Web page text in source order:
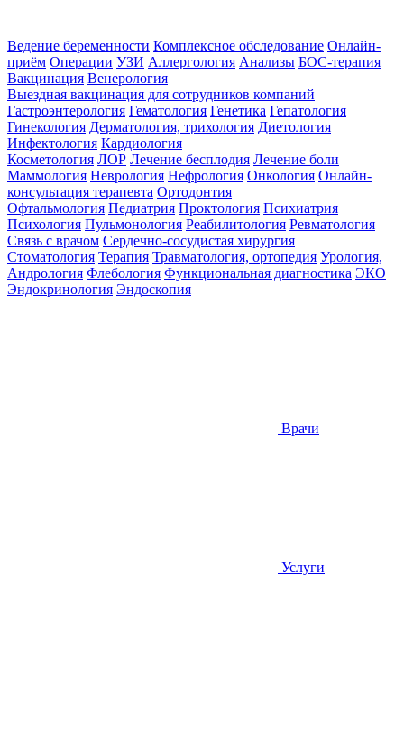
Ведение беременности Комплексное обследование Онлайн-
приём Операции УЗИ Аллергология Анализы БОС-терапия
Вакцинация Венерология
Выездная вакцинация для сотрудников компаний
Гастроэнтерология Гематология Генетика Гепатология
Гинекология Дерматология, трихология Диетология
Инфектология Кардиология
Косметология ЛОР Лечение бесплодия Лечение боли
Маммология Неврология Нефрология Онкология Онлайн-
консультация терапевта Ортодонтия
Офтальмология Педиатрия Проктология Психиатрия
Психология Пульмонология Реабилитология Ревматология
Связь с врачом Сердечно-сосудистая хирургия
Стоматология Терапия Травматология, ортопедия Урология,
Андрология Флебология Функциональная диагностика ЭКО
Эндокринология Эндоскопия
Врачи
Услуги